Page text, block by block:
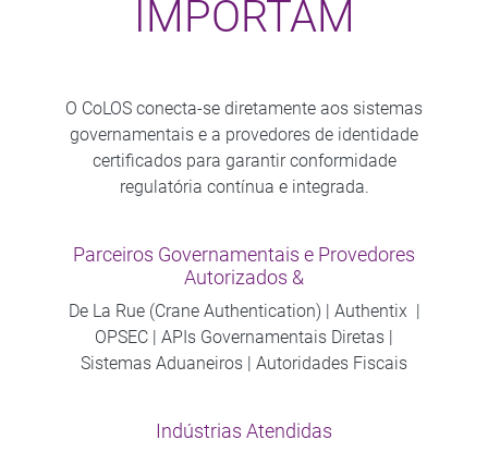
IMPORTAM
O CoLOS conecta-se diretamente aos sistemas
governamentais e a provedores de identidade
certificados para garantir conformidade
regulatória contínua e integrada.
Parceiros Governamentais e Provedores
Autorizados &
De La Rue (Crane Authentication) | Authentix ​ |
OPSEC | APIs Governamentais Diretas |
Sistemas Aduaneiros | Autoridades Fiscais
Indústrias Atendidas